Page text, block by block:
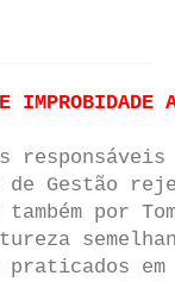
IMPROBIDADE
responsáveis
de Gestão
por
praticados